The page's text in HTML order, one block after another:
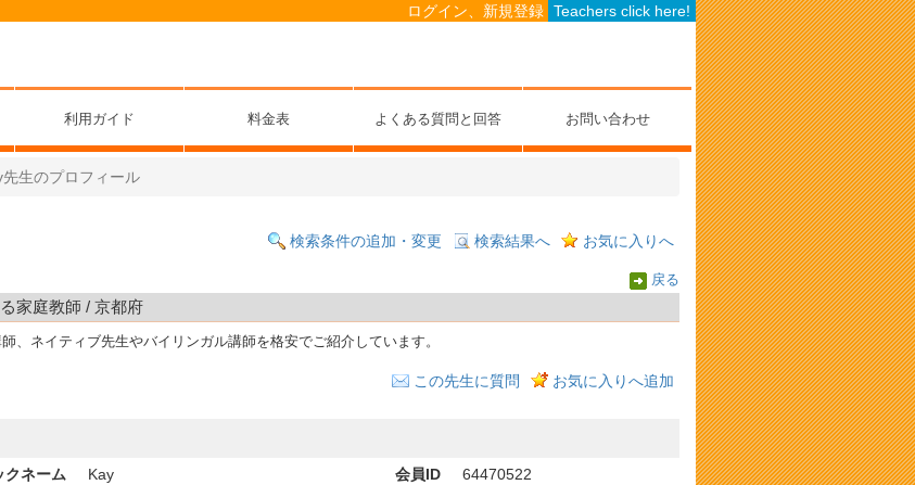
ログイン、新規登録 Teachers click here!
利用ガイド 料金表 よくある質問と回答 お問い合わせ
先生のプロフィール
検索条件の追加・変更 検索結果へ お気に入りへ
戻る
家庭教師 / 京都府
、ネイティブ先生やバイリンガル講師を格安でご紹介しています。
この先生に質問 お気に入りへ追加
クネーム
Kay
会員ID
64470522